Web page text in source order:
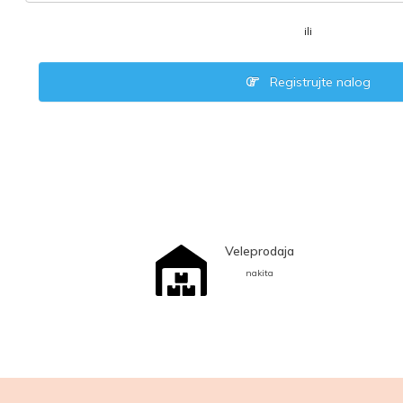
ili
Registrujte nalog
Veleprodaja
nakita